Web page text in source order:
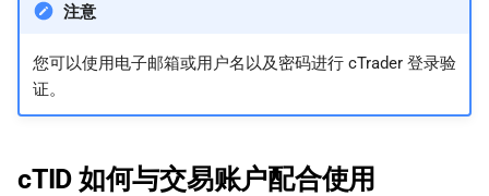
注意
您可以使用电子邮箱或用户名以及密码进行 cTrader 登录验
证。
cTID 如何与交易账户配合使用